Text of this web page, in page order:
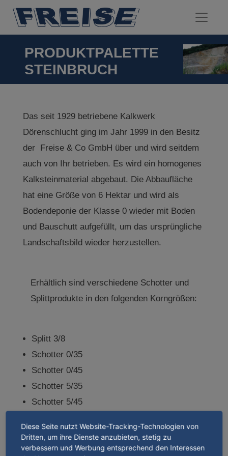
PRODUKTPALETTE
STEINBRUCH
Das seit 1929 betriebene Kalkwerk
Dörenschlucht ging im Jahr 1999 in den Besitz
der Freise & Co GmbH über und wird seitdem
auch von Ihr betrieben. Es wird ein homogenes
Kalksteinmaterial abgebaut. Die Abbaufläche
hat eine Größe von 6 Hektar und wird als
Bodendeponie der Klasse 0 wieder mit Boden
und Bauschutt aufgefüllt, um das ursprüngliche
Landschaftsbild wieder herzustellen.
Erhältlich sind verschiedene Schotter und
Splittprodukte in den folgenden Korngrößen:
Splitt 3/8
Schotter 0/35
Schotter 0/45
Schotter 5/35
Schotter 5/45
Knolle 40/100
Diese Seite nutzt Website-Tracking-Technologien von
Dritten, um ihre Dienste anzubieten, stetig zu
verbessern und Werbung entsprechend den Interessen